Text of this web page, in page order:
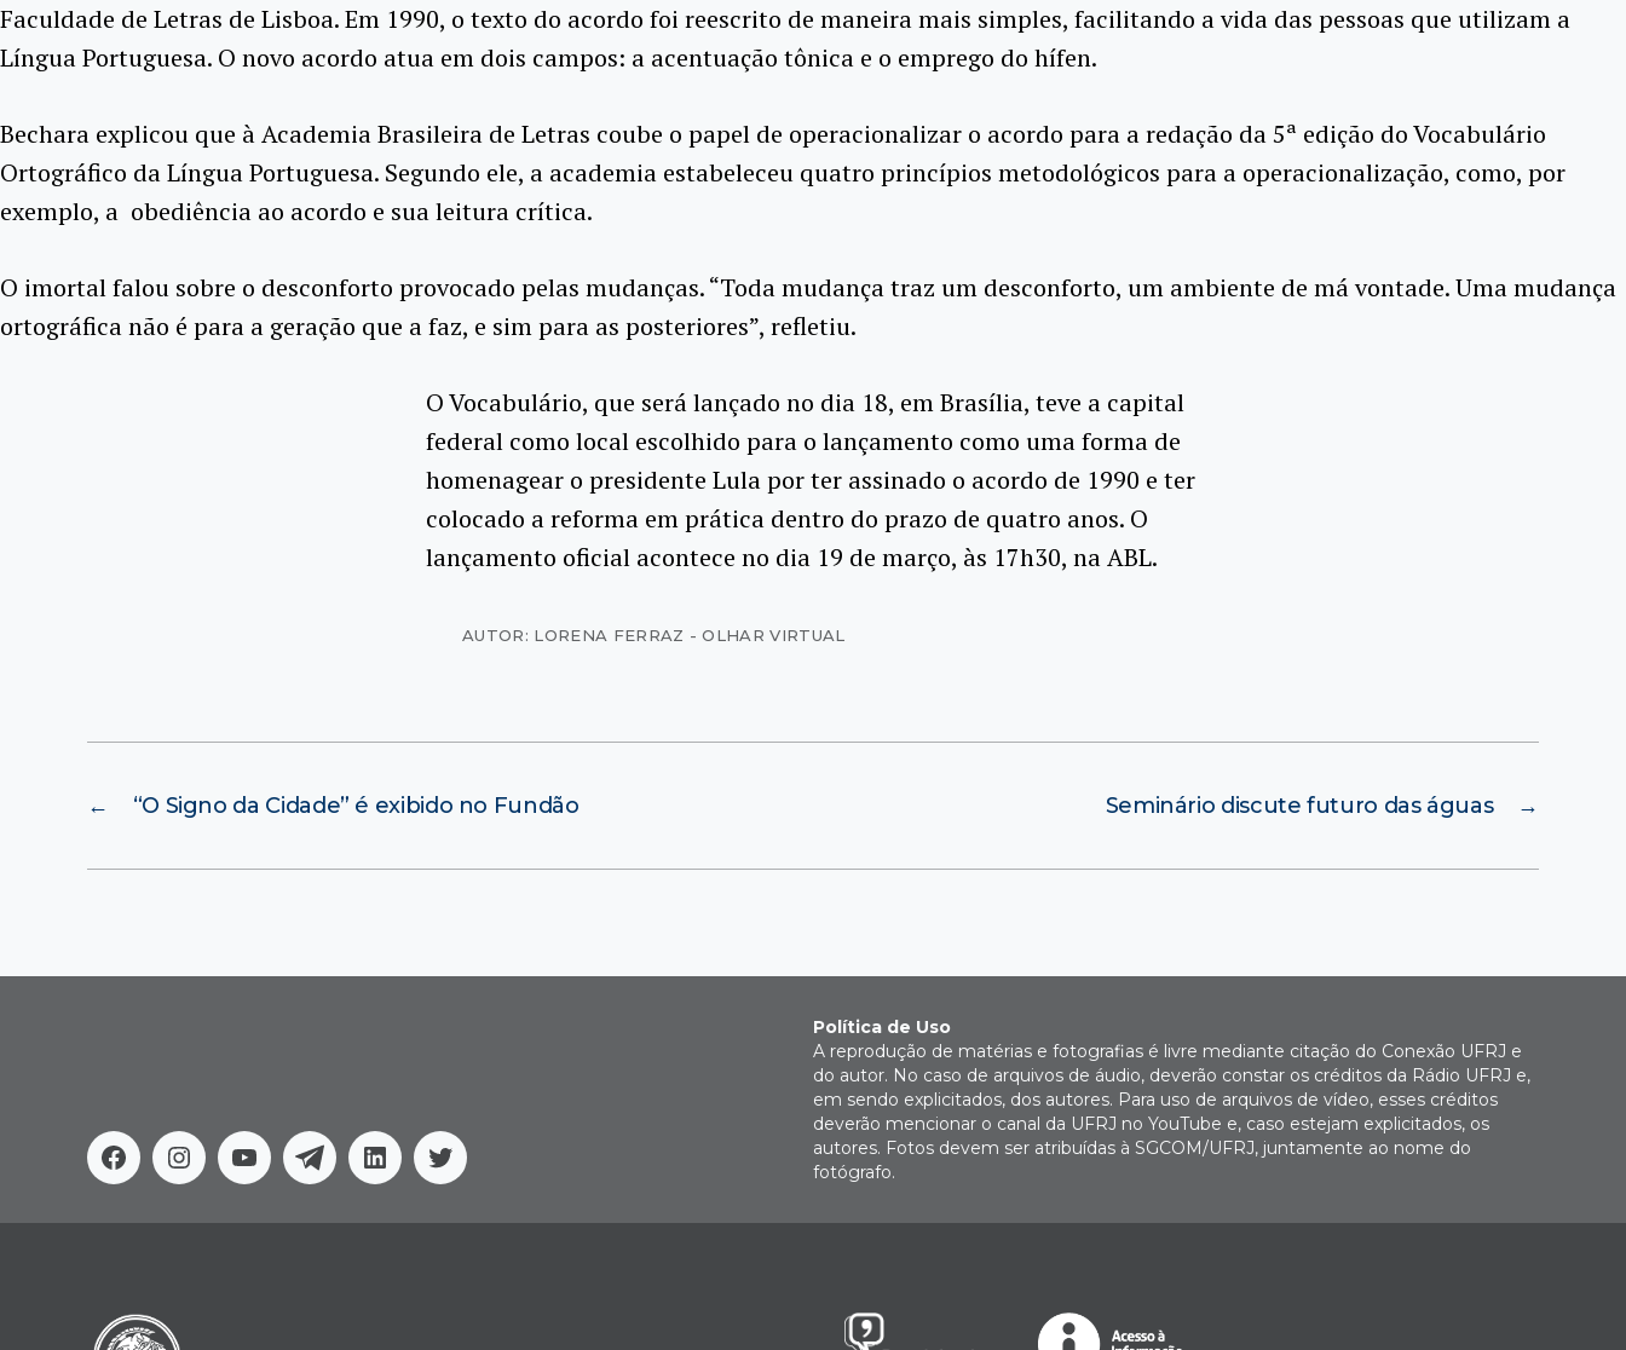
Faculdade de Letras de Lisboa. Em 1990, o texto do acordo foi reescrito de maneira mais simples, facilitando a vida das pessoas que utilizam a
Língua Portuguesa. O novo acordo atua em dois campos: a acentuação tônica e o emprego do hífen.
Bechara explicou que à Academia Brasileira de Letras coube o papel de operacionalizar o acordo para a redação da 5ª edição do Vocabulário
Ortográfico da Língua Portuguesa. Segundo ele, a academia estabeleceu quatro princípios metodológicos para a operacionalização, como, por
exemplo, a obediência ao acordo e sua leitura crítica.
O imortal falou sobre o desconforto provocado pelas mudanças. “Toda mudança traz um desconforto, um ambiente de má vontade. Uma mudança
ortográfica não é para a geração que a faz, e sim para as posteriores”, refletiu.
O Vocabulário, que será lançado no dia 18, em Brasília, teve a capital
federal como local escolhido para o lançamento como uma forma de
homenagear o presidente Lula por ter assinado o acordo de 1990 e ter
colocado a reforma em prática dentro do prazo de quatro anos. O
lançamento oficial acontece no dia 19 de março, às 17h30, na ABL.
AUTOR: LORENA FERRAZ - OLHAR VIRTUAL
← “O Signo da Cidade” é exibido no Fundão →
Seminário discute futuro das águas
FacebookInstagram
YoutubeTelegramLinkedinTwitter
Política de Uso
A reprodução de matérias e fotografias é livre mediante citação do Conexão UFRJ e
do autor. No caso de arquivos de áudio, deverão constar os créditos da Rádio UFRJ e,
em sendo explicitados, dos autores. Para uso de arquivos de vídeo, esses créditos
deverão mencionar o canal da UFRJ no YouTube e, caso estejam explicitados, os
autores. Fotos devem ser atribuídas à SGCOM/UFRJ, juntamente ao nome do
fotógrafo.